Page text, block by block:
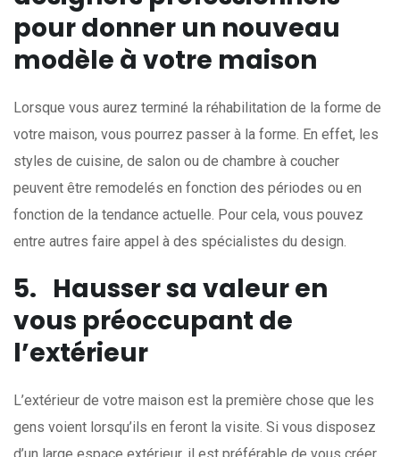
pour donner un nouveau
modèle à votre maison
Lorsque vous aurez terminé la réhabilitation de la forme de
votre maison, vous pourrez passer à la forme. En effet, les
styles de cuisine, de salon ou de chambre à coucher
peuvent être remodelés en fonction des périodes ou en
fonction de la tendance actuelle. Pour cela, vous pouvez
entre autres faire appel à des spécialistes du design.
5. Hausser sa valeur en
vous préoccupant de
l’extérieur
L’extérieur de votre maison est la première chose que les
gens voient lorsqu’ils en feront la visite. Si vous disposez